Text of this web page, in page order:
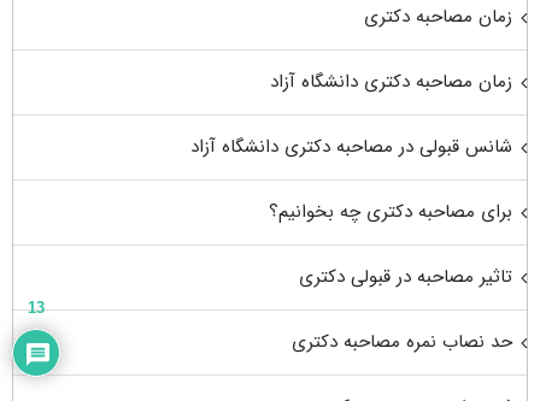
زمان مصاحبه دکتری
زمان مصاحبه دکتری دانشگاه آزاد
شانس قبولی در مصاحبه دکتری دانشگاه آزاد
برای مصاحبه دکتری چه بخوانیم؟
تاثیر مصاحبه در قبولی دکتری
حد نصاب نمره مصاحبه دکتری
13